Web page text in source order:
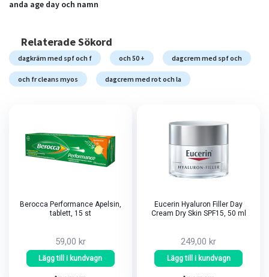
anda age day och namn
Relaterade Sökord
dagkräm med spf och f och 50 + dagcrem med spf och
och fr cleans myos dagcrem med rot och la
Berocca Performance Apelsin,
tablett, 15 st
59,00 kr
Lägg till i kundvagn
Eucerin Hyaluron Filler Day
Cream Dry Skin SPF15, 50 ml
249,00 kr
Lägg till i kundvagn